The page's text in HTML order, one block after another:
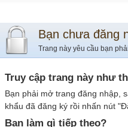
Bạn chưa đăng
Trang này yêu cầu bạn
Truy cập trang này như
Bạn phải mở trang đăng nhập,
khẩu đã đăng ký rồi nhấn nút
Bạn làm gì tiếp theo?